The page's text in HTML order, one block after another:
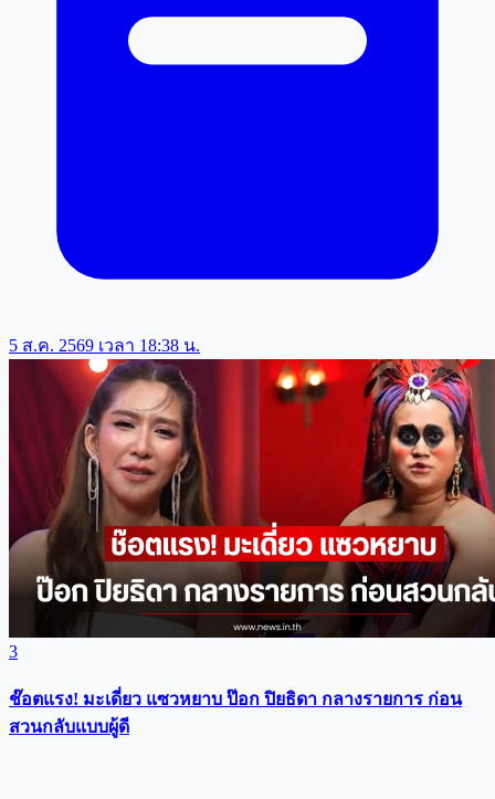
5 ส.ค. 2569 เวลา 18:38 น.
3
ช๊อตแรง! มะเดี่ยว แซวหยาบ ป๊อก ปิยธิดา กลางรายการ ก่อน
สวนกลับแบบผู้ดี